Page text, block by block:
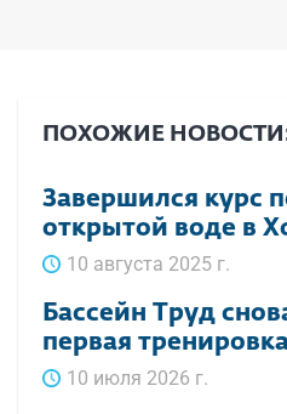
ПОХОЖИЕ
Завершился курс
открытой воде в
10 августа 2025 г.
Бассейн Труд
первая
10 июля 2026 г.